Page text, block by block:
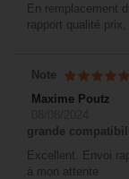
En remplacement
rapport qualité
Note
Maxime Poutz
grande
Excellent. Envoi
à mon attente